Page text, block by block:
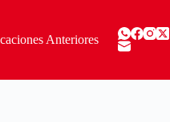
Anteriores